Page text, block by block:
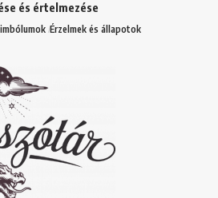
és értelmezése
Érzelmek és állapotok